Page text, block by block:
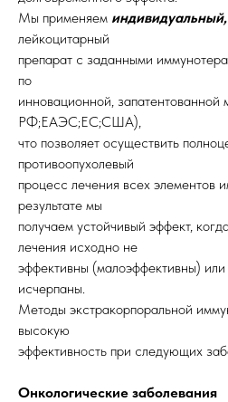
Мы применяем
лейкоцитарный
препарат с заданными
по
инновационной, запатентованной
РФ;ЕАЭС;ЕС;США),
что позволяет осуществить
противоопухолевый
процесс лечения всех элементов
результате мы
получаем устойчивый эффект,
лечения исходно не
эффективны (малоэффективны)
исчерпаны.
Методы экстракорпоральной
высокую
эффективность при следующих
Онкологические заболевания